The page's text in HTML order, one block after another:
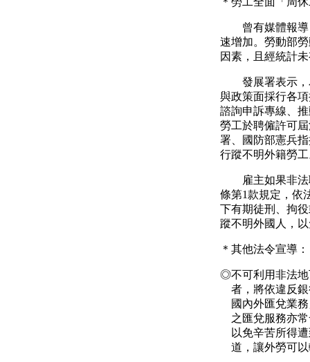
曾有媒體報
速增加。勞動部
因素，且經統計
發展署表示
與政策面採行各
諮詢申訴專線、
勞工於聘僱許可
署、國防部憲兵
行蹤不明外籍勞
雇主如果非
條第1款規定，依
下有期徒刑、拘
蹤不明外國人，
＊其他法令宣導：
◎不可利用非法
者，將依違反
國內外匯兌業
之匯兌服務亦
以免辛苦所得
道，讓外勞可